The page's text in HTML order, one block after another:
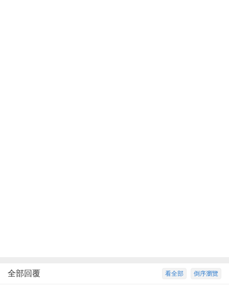
倒序瀏覽
看全部
全部回覆